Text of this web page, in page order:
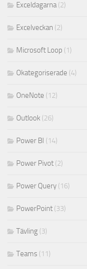
Exceldagarna(2)
Excelveckan (2)
Microsoft Loop (1)
Okategoriserade (4)
OneNote (12)
Outlook (26)
Power BI (14)
Power Pivot (2)
Power Query (16)
PowerPoint (33)
Tävling (3)
Teams (11)